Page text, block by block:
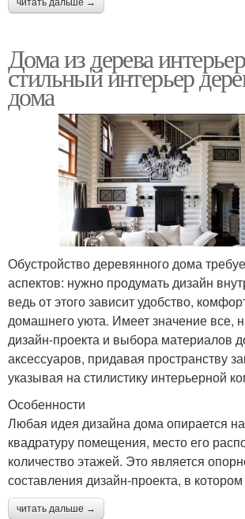
читать дальше →
Дома из дерева
стильный интерьер
дома
Обустройство деревянного дома
аспектов: нужно продумать дизайн
ведь от этого зависит удобство,
домашнего уюта. Имеет значение все,
дизайн-проекта и выбора материалов
аксессуаров, придавая пространству
указывая на стилистику интерьерной
Особенности
Любая идея дизайна дома опирается
квадратуру помещения, место его
количество этажей. Это является
составления дизайн-проекта, в
читать дальше →